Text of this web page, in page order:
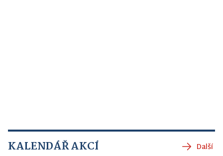
KALENDÁŘ AKCÍ Další